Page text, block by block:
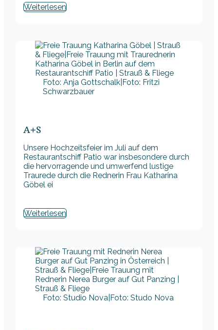
Weiterlesen
Foto: Anja Gottschalk|Foto: Fritzi
Schwarzbauer
A+S
Unsere Hochzeitsfeier im Juli auf dem
Restaurantschiff Patio war insbesondere durch
die hervorragende und umwerfend lustige
Traurede durch die Rednerin Frau Katharina
Göbel ei
Weiterlesen
Foto: Studio Nova|Foto: Studo Nova